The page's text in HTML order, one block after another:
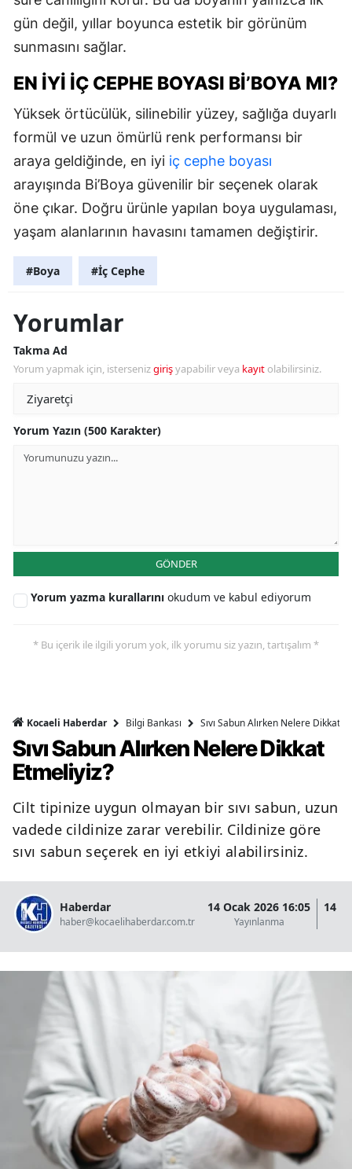
gün değil, yıllar boyunca estetik bir görünüm
sunmasını sağlar.
EN İYI İÇ CEPHE BOYASI BI’BOYA MI?
Yüksek örtücülük, silinebilir yüzey, sağlığa duyarlı
formül ve uzun ömürlü renk performansı bir
araya geldiğinde, en iyi iç cephe boyası
arayışında Bi’Boya güvenilir bir seçenek olarak
öne çıkar. Doğru ürünle yapılan boya uygulaması,
yaşam alanlarının havasını tamamen değiştirir.
#Boya #İç Cephe
Yorumlar
Takma Ad
Yorum yapmak için, istersenizgirişyapabilir veya kayıt olabilirsiniz.
Yorum Yazın (500 Karakter)
GÖNDER
Yorum yazma kurallarını okudum ve kabul ediyorum
* Bu içerik ile ilgili yorum yok, ilk yorumu siz yazın, tartışalım *
Kocaeli Haberdar Bilgi Bankası Sıvı Sabun Alırken Nelere Dikkat
Sıvı Sabun Alırken Nelere Dikkat
Etmeliyiz?
Cilt tipinize uygun olmayan bir sıvı sabun, uzun
vadede cildinize zarar verebilir. Cildinize göre
sıvı sabun seçerek en iyi etkiyi alabilirsiniz.
Haberdar
haber@kocaelihaberdar.com.tr
14 Ocak 2026 16:05
Yayınlanma
14